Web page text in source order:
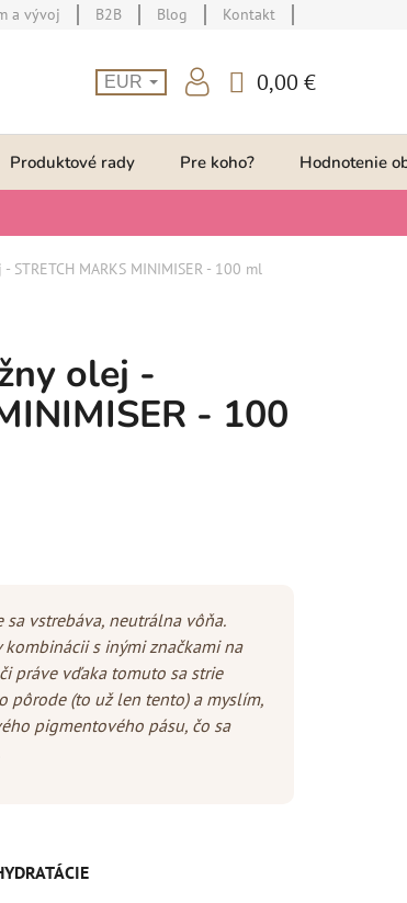
a vývoj B2B Blog Kontakt
EUR
KOŠÍK
0,00 €
Produktové rady Pre koho? Hodnotenie
STRETCH MARKS MINIMISER - 100 ml
olej -
- 100
vstrebáva, neutrálna vôňa.
s inými značkami na
práve vďaka tomuto sa strie
pôrode (to už len tento) a myslím,
pigmentového pásu, čo sa